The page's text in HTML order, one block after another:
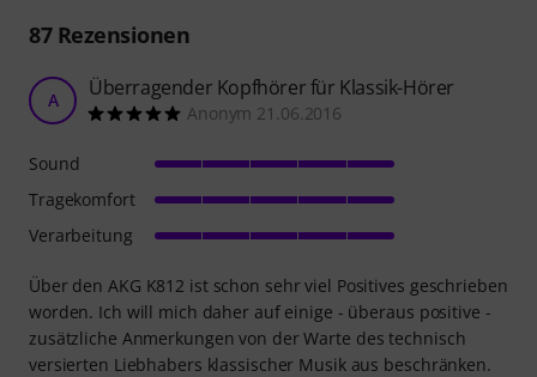
87Rezensionen
A Überragender Kopfhörer für Klassik-Hörer
Anonym 21.06.2016
Über den AKG K812 ist schon sehr viel Positives geschrieben
worden. Ich will mich daher auf einige - überaus positive -
zusätzliche Anmerkungen von der Warte des technisch
versierten Liebhabers klassischer Musik aus beschränken.
Sound
Tragekomfort
Verarbeitung